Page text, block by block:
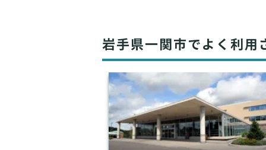
岩手県一関市でよく利用